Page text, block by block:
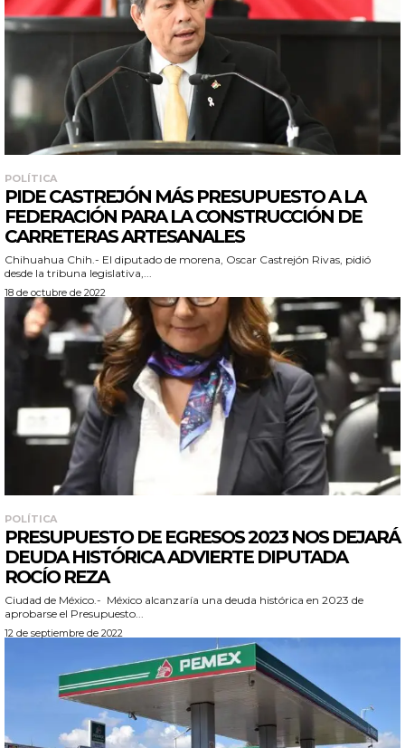
POLÍTICA
PIDE CASTREJÓN MÁS PRESUPUESTO A LA
FEDERACIÓN PARA LA CONSTRUCCIÓN DE
CARRETERAS ARTESANALES
Chihuahua Chih.- El diputado de morena, Oscar Castrejón Rivas, pidió
desde la tribuna legislativa,...
18 de octubre de 2022
POLÍTICA
PRESUPUESTO DE EGRESOS 2023 NOS DEJARÁ
DEUDA HISTÓRICA ADVIERTE DIPUTADA
ROCÍO REZA
Ciudad de México.- México alcanzaría una deuda histórica en 2023 de
aprobarse el Presupuesto...
12 de septiembre de 2022